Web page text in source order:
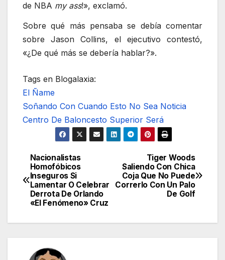
de NBA my ass!», exclamó.
Sobre qué más pensaba se debía comentar
sobre Jason Collins, el ejecutivo contestó,
«¿De qué más se debería hablar?».
Tags en Blogalaxia:
El Ñame
Soñando Con Cuando Esto No Sea Noticia
Centro De Baloncesto Superior Será
Navegación
de
entradas
Tiger Woods
Saliendo Con Chica
Coja Que No Puede
Correrlo Con Un Palo
De Golf
Nacionalistas
Homofóbicos
Inseguros Si
Lamentar O Celebrar
Derrota De Orlando
«El Fenómeno» Cruz